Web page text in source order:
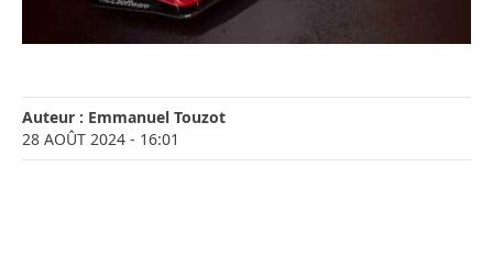
Auteur : Emmanuel Touzot
28 AOÛT 2024 - 16:01